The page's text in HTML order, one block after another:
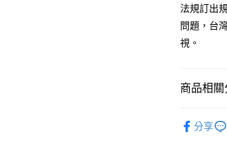
Apple Pay
街口支付
ATM付款
運送方式
法規訂出
問題，台
視。
商品相關
分享